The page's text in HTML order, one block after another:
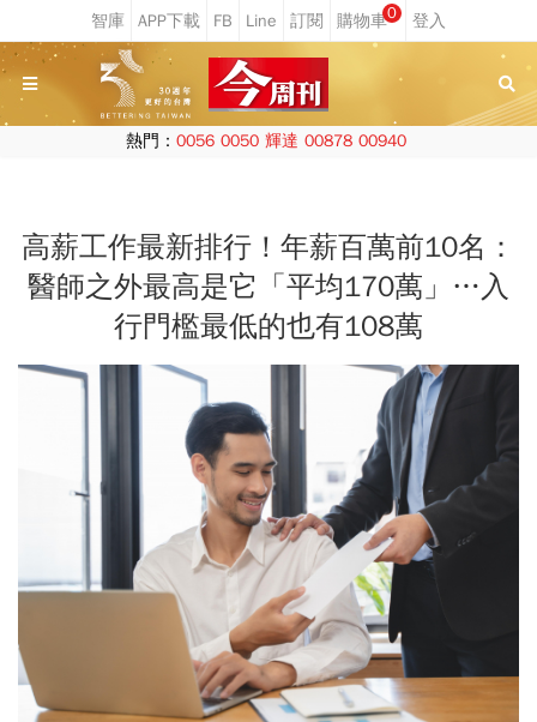
0
熱門： 0056 0050 輝達 00878 00940
高薪工作最新排行！年薪百萬前10名：
醫師之外最高是它「平均170萬」…入
行門檻最低的也有108萬